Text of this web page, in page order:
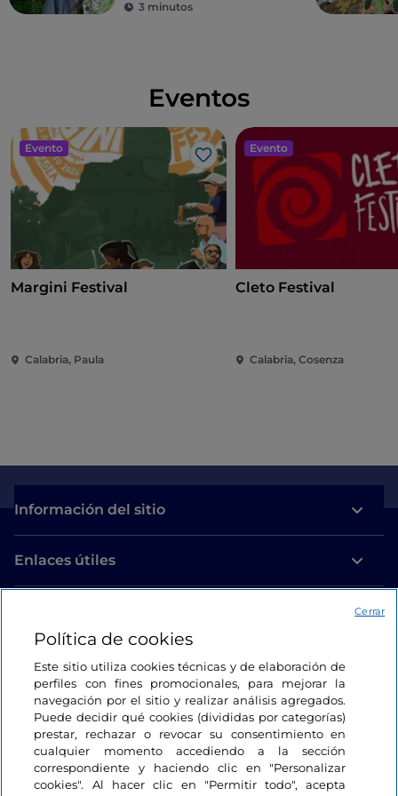
de encuentro y participación, donde la cultura del
3 minutos
Eventos
Evento
Me gusta
Margini Festival
Calabria, Paula
Evento
Cleto Festival
Calabria, Cosenza
Información del sitio
Enlaces útiles
Estamos en contacto
Política de cookies
Este sitio utiliza cookies técnicas y de elaboración de
perfiles con fines promocionales, para mejorar la
navegación por el sitio y realizar análisis agregados.
Puede decidir qué cookies (divididas por categorías)
prestar, rechazar o revocar su consentimiento en
cualquier momento accediendo a la sección
correspondiente y haciendo clic en "Personalizar
cookies". Al hacer clic en "Permitir todo", acepta
Cerrar